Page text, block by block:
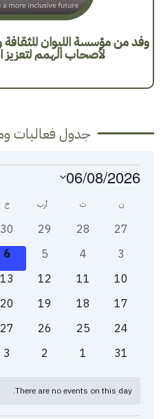
وفد من مؤسسة الليوان للثقافة
لأصحاب الهمم لتعزيز
جدول فعاليات